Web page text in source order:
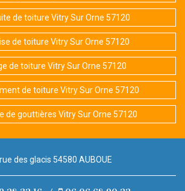
de toiture Vitry Sur Orne 57120
de toiture Vitry Sur Orne 57120
de toiture Vitry Sur Orne 57120
de toiture Vitry Sur Orne 57120
de gouttières Vitry Sur Orne 57120
des glacis 54580 AUBOUE